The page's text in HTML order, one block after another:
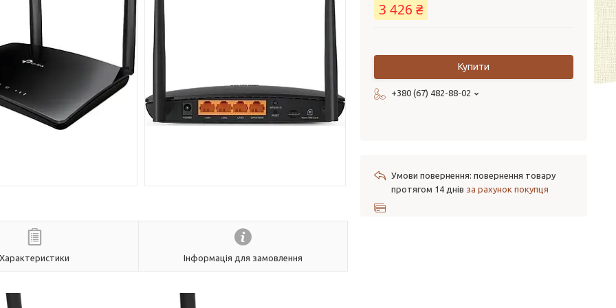
Характеристики Інформація для замовлення
3 426 ₴
Купити
+380 (67) 482-88-02
повернення товару
протягом 14 днів за рахунок покупця